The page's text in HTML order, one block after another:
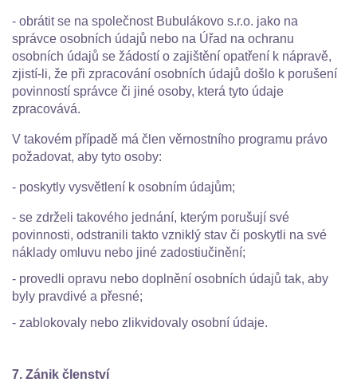
- obrátit se na společnost Bubulákovo s.r.o. jako na
správce osobních údajů nebo na Úřad na ochranu
osobních údajů se žádostí o zajištění opatření k nápravě,
zjistí-li, že při zpracování osobních údajů došlo k porušení
povinností správce či jiné osoby, která tyto údaje
zpracovává.
V takovém případě má člen věrnostního programu právo
požadovat, aby tyto osoby:
- poskytly vysvětlení k osobním údajům;
- se zdrželi takového jednání, kterým porušují své
povinnosti, odstranili takto vzniklý stav či poskytli na své
náklady omluvu nebo jiné zadostiučinění;
- provedli opravu nebo doplnění osobních údajů tak, aby
byly pravdivé a přesné;
- zablokovaly nebo zlikvidovaly osobní údaje.
7. Zánik členství